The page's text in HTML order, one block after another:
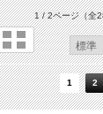
1 / 2ページ（全
1 2